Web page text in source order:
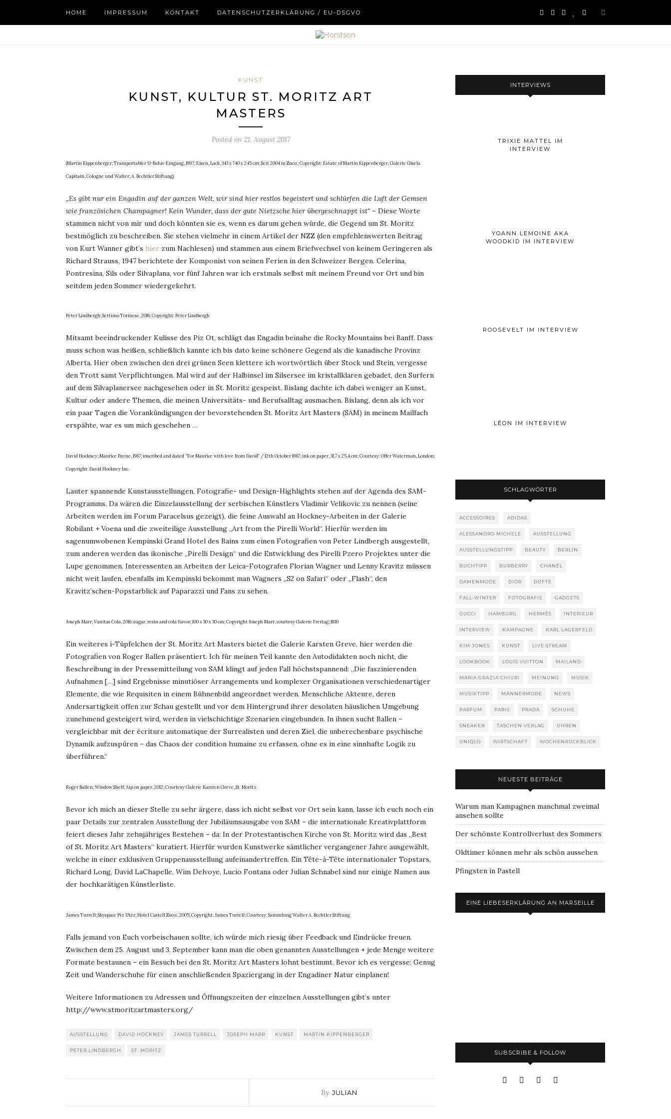
HOME IMPRESSUM KONTAKT DATENSCHUTZERKLÄRUNG / EU-DSGVO
KUNST
KUNST, KULTUR ST. MORITZ ART
MASTERS
Posted on 21. August 2017
(Martin Kippenberger; Transportabler U-Bahn-Eingang, 1997; Eisen, Lack, 343 x 740 x 245 cm; Seit 2004 in Zuoz; Copyright: Estate of Martin Kippenberger, Galerie Gisela
Capitain, Cologne und Walter; A. Bechtler Stiftung)
„Es gibt nur ein Engadin auf der ganzen Welt, wir sind hier restlos begeistert und schlürfen die Luft der Gemsen
wie französichen Champagner! Kein Wunder, dass der gute Nietzsche hier übergeschnappt ist“ – Diese Worte
stammen nicht von mir und doch könnten sie es, wenn es darum gehen würde, die Gegend um St. Moritz
bestmöglich zu beschreiben. Sie stehen vielmehr in einem Artikel der NZZ (den empfehlenswerten Beitrag
von Kurt Wanner gibt’s hier zum Nachlesen) und stammen aus einem Briefwechsel von keinem Geringeren als
Richard Strauss, 1947 berichtete der Komponist von seinen Ferien in den Schweizer Bergen. Celerina,
Pontresina, Sils oder Silvaplana, vor fünf Jahren war ich erstmals selbst mit meinem Freund vor Ort und bin
seitdem jeden Sommer wiedergekehrt.
Peter Lindbergh; Settimo Torinese, 2016; Copyright: Peter Lindbergh
Mitsamt beeindruckender Kulisse des Piz Ot, schlägt das Engadin beinahe die Rocky Mountains bei Banff. Dass
muss schon was heißen, schließlich kannte ich bis dato keine schönere Gegend als die kanadische Provinz
Alberta. Hier oben zwischen den drei grünen Seen klettere ich wortwörtlich über Stock und Stein, vergesse
den Trott samt Verpflichtungen. Mal wird auf der Halbinsel im Silsersee im kristallklaren gebadet, den Surfern
auf dem Silvaplanersee nachgesehen oder in St. Moritz gespeist. Bislang dachte ich dabei weniger an Kunst,
Kultur oder andere Themen, die meinen Universitäts- und Berufsalltag ausmachen. Bislang, denn als ich vor
ein paar Tagen die Vorankündigungen der bevorstehenden St. Moritz Art Masters (SAM) in meinem Mailfach
erspähte, war es um mich geschehen …
David Hockney; Maurice Payne, 1967; inscribed and dated “For Maurice with love from David” / 12th October 1967; ink on paper, 31,7 x 25,4 cm; Courtesy: Offer Waterman, London;
Copyright: David Hockney Inc.
Lauter spannende Kunstausstellungen, Fotografie- und Design-Highlights stehen auf der Agenda des SAM-
Programms. Da wären die Einzelausstellung der serbischen Künstlers Vladimir Velikovic zu nennen (seine
Arbeiten werden im Forum Paracelsus gezeigt), die feine Auswahl an Hockney-Arbeiten in der Galerie
Robilant + Voena und die zweiteilige Ausstellung „Art from the Pirelli World“. Hierfür werden im
sagenumwobenen Kempinski Grand Hotel des Bains zum einen Fotografien von Peter Lindbergh ausgestellt,
zum anderen werden das ikonische „Pirelli Design“ und die Entwicklung des Pirelli Pzero Projektes unter die
Lupe genommen. Interessenten an Arbeiten der Leica-Fotografen Florian Wagner und Lenny Kravitz müssen
nicht weit laufen, ebenfalls im Kempinski bekommt man Wagners „S2 on Safari“ oder „Flash“, den
Kravitz’schen-Popstarblick auf Paparazzi und Fans zu sehen.
Joseph Marr; Vanitas Cola, 2016; sugar, resin and cola flavor; 100 x 30 x 30 cm; Copyright Joseph Marr, courtesy Galerie Freitag; 1830
Ein weiteres i-Tüpfelchen der St. Moritz Art Masters bietet die Galerie Karsten Greve, hier werden die
Fotografien von Roger Ballen präsentiert. Ich für meinen Teil kannte den Autodidakten noch nicht, die
Beschreibung in der Pressemitteilung von SAM klingt auf jeden Fall höchstspannend: „Die faszinierenden
Aufnahmen […] sind Ergebnisse minutiöser Arrangements und komplexer Organisationen verschiedenartiger
Elemente, die wie Requisiten in einem Bühnenbild angeordnet werden. Menschliche Akteure, deren
Andersartigkeit offen zur Schau gestellt und vor dem Hintergrund ihrer desolaten häuslichen Umgebung
zunehmend gesteigert wird, werden in vielschichtige Szenarien eingebunden. In ihnen sucht Ballen –
vergleichbar mit der écriture automatique der Surrealisten und deren Ziel, die unberechenbare psychische
Dynamik aufzuspüren – das Chaos der condition humaine zu erfassen, ohne es in eine sinnhafte Logik zu
überführen.“
Roger Ballen; Window Shelf; Aip on paper, 2012; Courtesy Galerie Karsten Greve, St. Moritz
Bevor ich mich an dieser Stelle zu sehr ärgere, dass ich nicht selbst vor Ort sein kann, lasse ich euch noch ein
paar Details zur zentralen Ausstellung der Jubiläumsausgabe von SAM – die internationale Kreativplattform
feiert dieses Jahr zehnjähriges Bestehen – da: In der Protestantischen Kirche von St. Moritz wird das „Best
of St. Moritz Art Masters“ kuratiert. Hierfür wurden Kunstwerke sämtlicher vergangener Jahre ausgewählt,
welche in einer exklusiven Gruppenausstellung aufeinandertreffen. Ein Tête-à-Tête internationaler Topstars,
Richard Long, David LaChapelle, Wim Delvoye, Lucio Fontana oder Julian Schnabel sind nur einige Namen aus
der hochkarätigen Künstlerliste.
James Turrell; Skyspace Piz Utèr; Hotel Castell Zuoz, 2005; Copyright: James Turrell; Courtesy: Sammlung Walter A. Bechtler Stiftung
Falls jemand von Euch vorbeischauen sollte, ich würde mich riesig über Feedback und Eindrücke freuen.
Zwischen dem 25. August und 3. September kann man die oben genannten Ausstellungen + jede Menge weitere
Formate bestaunen – ein Besuch bei den St. Moritz Art Masters lohnt bestimmt. Bevor ich es vergesse: Genug
Zeit und Wanderschuhe für einen anschließenden Spaziergang in der Engadiner Natur einplanen!
Weitere Informationen zu Adressen und Öffnungszeiten der einzelnen Ausstellungen gibt’s unter
http://www.stmoritzartmasters.org/
AUSSTELLUNG DAVID HOCKNEY JAMES TURRELL JOSEPH MARR KUNST MARTIN KIPPENBERGER
PETER LINDBERGH ST. MORITZ
By JULIAN
INTERVIEWS
TRIXIE MATTEL IM
INTERVIEW
YOANN LEMOINE AKA
WOODKID IM INTERVIEW
ROOSEVELT IM INTERVIEW
LÉON IM INTERVIEW
SCHLAGWÖRTER
ACCESSOIRES ADIDAS
ALESSANDRO MICHELE AUSSTELLUNG
AUSSTELLUNGSTIPP BEAUTY BERLIN
BUCHTIPP BURBERRY CHANEL
DAMENMODE DIOR DÜFTE
FALL-WINTER FOTOGRAFIE GADGETS
GUCCI HAMBURG HERMÈS INTERIEUR
INTERVIEW KAMPAGNE KARL LAGERFELD
KIM JONES KUNST LIVE STREAM
LOOKBOOK LOUIS VUITTON MAILAND
MARIA GRAZIA CHIURI MEINUNG MUSIK
MUSIKTIPP MÄNNERMODE NEWS
PARFUM PARIS PRADA SCHUHE
SNEAKER TASCHEN VERLAG UHREN
UNIQLO WIRTSCHAFT WOCHENRÜCKBLICK
NEUESTE BEITRÄGE
Warum man Kampagnen manchmal zweimal
ansehen sollte
Der schönste Kontrollverlust des Sommers
Oldtimer können mehr als schön aussehen
Pfingsten in Pastell
EINE LIEBESERKLÄRUNG AN MARSEILLE
SUBSCRIBE & FOLLOW